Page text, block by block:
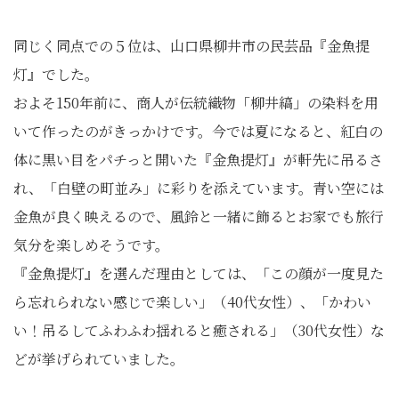
同じく同点での５位は、山口県柳井市の民芸品『金魚提
灯』でした。
およそ150年前に、商人が伝統織物「柳井縞」の染料を用
いて作ったのがきっかけです。今では夏になると、紅白の
体に黒い目をパチっと開いた『金魚提灯』が軒先に吊るさ
れ、「白壁の町並み」に彩りを添えています。青い空には
金魚が良く映えるので、風鈴と一緒に飾るとお家でも旅行
気分を楽しめそうです。
『金魚提灯』を選んだ理由としては、「この顔が一度見た
ら忘れられない感じで楽しい」（40代女性）、「かわい
い！吊るしてふわふわ揺れると癒される」（30代女性）な
どが挙げられていました。